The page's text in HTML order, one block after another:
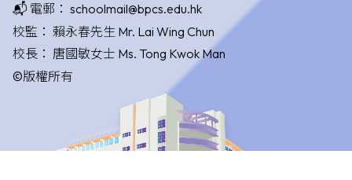
📬 電郵： schoolmail@bpcs.edu.hk
校監： 賴永春先生 Mr. Lai Wing Chun
校長： 唐國敏女士 Ms. Tong Kwok Man
©版權所有